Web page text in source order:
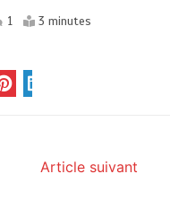
1
3 minutes
Article suivant